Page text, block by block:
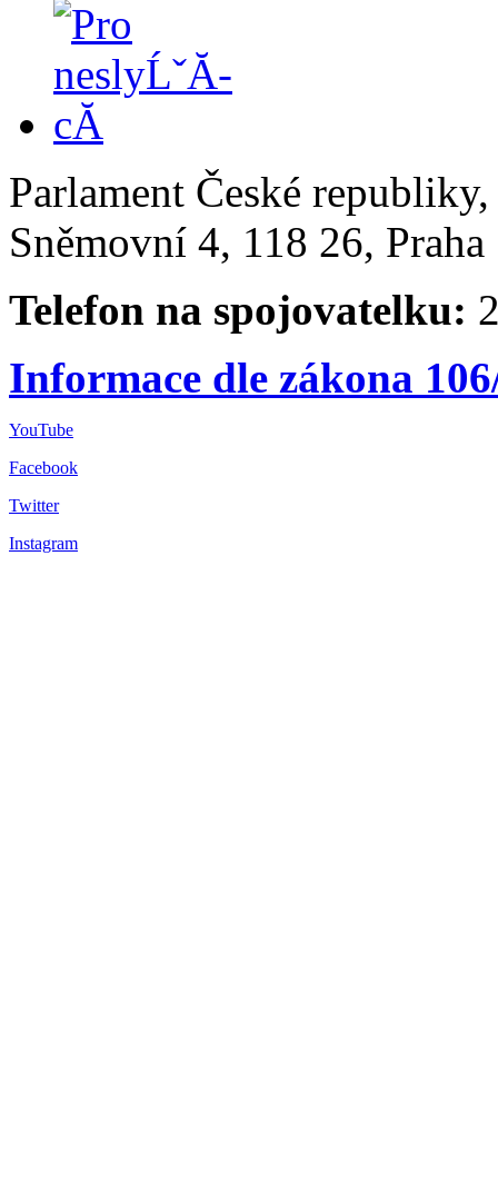
Parlament České
Sněmovní 4, 118 26,
Telefon na spojovatelku:
Informace dle zákona
YouTube
Facebook
Twitter
Instagram